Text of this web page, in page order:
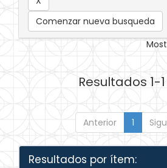
Comenzar nueva busqueda
Resultados 1-1
Anterior 1
Resultados por ítem: